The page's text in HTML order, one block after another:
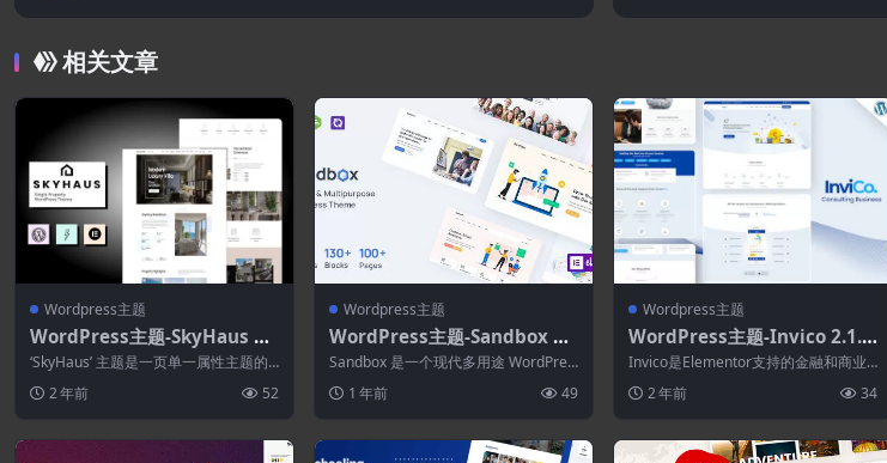
和财务主题
ordPress主题
相关文章
Wordpress主题
WordPress主题-SkyHaus 1.
4—单一属性一页主题
‘SkyHaus’ 主题是一页单一属性主题的
将...2 年前 52
Wordpress主题
WordPress主题-Sandbox 1.
1.15–现代多功能WordPress
主题
Sandbox 是一个现代多用途 WordPres
1 年前 49
Wordpress主题
WordPress主题-Invico 2.1.0
—WordPress咨询业务主题
Invico是Elementor支持的金融和商业
2 年前 34